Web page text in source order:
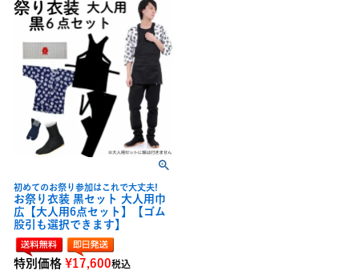
初めてのお祭り参加はこれで大丈夫!
お祭り衣装 黒セット 大人用巾
広【大人用6点セット】【ゴム
股引も選択できます】
特別価格 ¥17,600税込